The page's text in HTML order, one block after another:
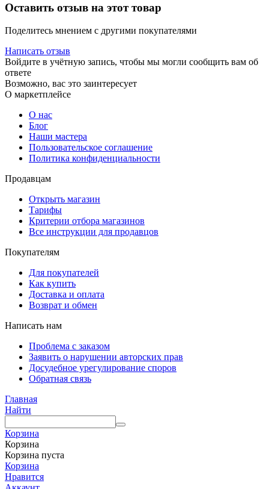
Оставить отзыв на этот товар
Поделитесь мнением с другими покупателями
Написать отзыв
Войдите в учётную запись, чтобы мы могли сообщить вам об
ответе
Возможно, вас это заинтересует
О маркетплейсе
О нас
Блог
Наши мастера
Пользовательское соглашение
Политика конфиденциальности
Продавцам
Открыть магазин
Тарифы
Критерии отбора магазинов
Все инструкции для продавцов
Покупателям
Для покупателей
Как купить
Доставка и оплата
Возврат и обмен
Написать нам
Проблема с заказом
Заявить о нарушении авторских прав
Досудебное урегулирование споров
Обратная связь
Главная
Найти
Корзина
Корзина
Корзина пуста
Корзина
Нравится